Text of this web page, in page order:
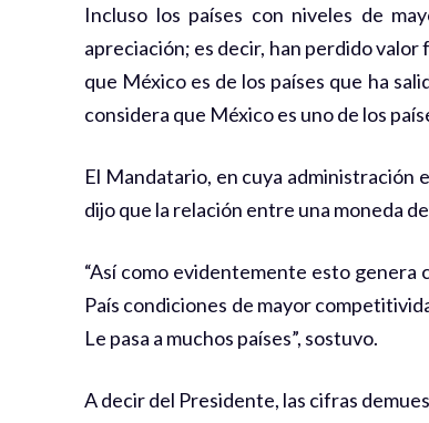
Incluso los países con niveles de
apreciación; es decir, han perdido
que México es de los países que ha
considera que México es uno de los
El Mandatario, en cuya administración
dijo que la relación entre una moneda
“Así como evidentemente esto
País condiciones de mayor
Le pasa a muchos países”, sostuvo.
A decir del Presidente, las cifras